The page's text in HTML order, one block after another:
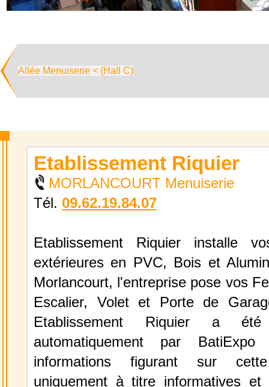
Allée Menuiserie < (Hall C)
Etablissement Riquier
MORLANCOURT Menuiserie
Tél. 09.62.19.84.07
Etablissement Riquier installe
extérieures en PVC, Bois et
Morlancourt, l'entreprise pose vos
Escalier, Volet et Porte de
Etablissement Riquier a été
automatiquement par
informations figurant sur
uniquement à titre informatives et